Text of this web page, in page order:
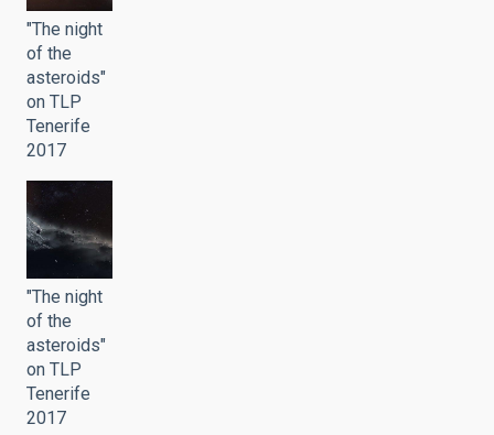
"The night
of the
asteroids"
on TLP
Tenerife
2017
"The night
of the
asteroids"
on TLP
Tenerife
2017